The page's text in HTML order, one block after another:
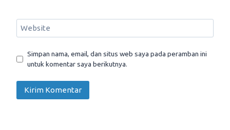
Website
Simpan nama, email, dan situs web saya pada peramban ini
untuk komentar saya berikutnya.